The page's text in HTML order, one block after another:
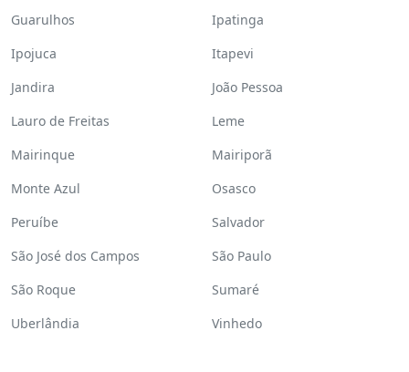
Guarulhos
Ipatinga
Ipojuca
Itapevi
Jandira
João Pessoa
Lauro de Freitas
Leme
Mairinque
Mairiporã
Monte Azul
Osasco
Peruíbe
Salvador
São José dos Campos
São Paulo
São Roque
Sumaré
Uberlândia
Vinhedo